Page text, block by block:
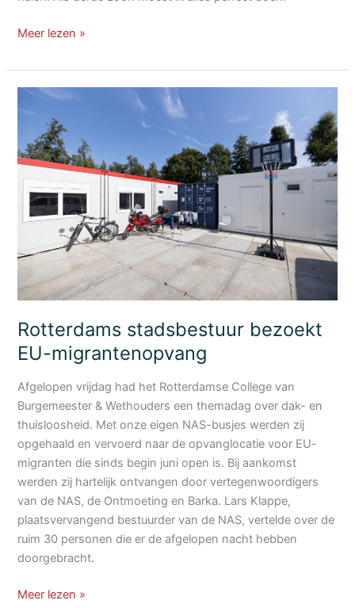
Kamjar
op
onder
grote
van
zijn
ouders,
vooral
als
zoon
het
maken.
Meer lezen »
Rotterdams stadsbestuur bezoekt
EU-migrantenopvang
Afgelopen vrijdag had het Rotterdamse College van
Burgemeester & Wethouders een themadag over dak- en
thuisloosheid. Met onze eigen NAS-busjes werden zij
opgehaald en vervoerd naar de opvanglocatie voor EU-
migranten die sinds begin juni open is. Bij aankomst
werden zij hartelijk ontvangen door vertegenwoordigers
van de NAS, de Ontmoeting en Barka. Lars Klappe,
plaatsvervangend bestuurder van de NAS, vertelde over de
ruim 30 personen die er de afgelopen nacht hebben
doorgebracht.
Rotterdams
Meer lezen »